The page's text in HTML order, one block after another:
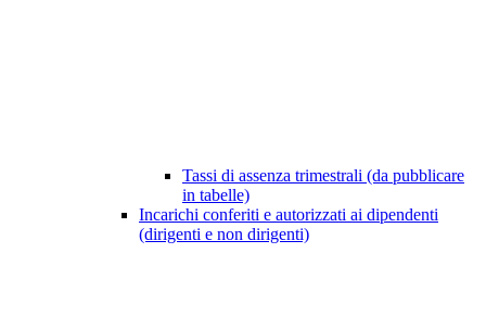
Tassi di assenza trimestrali (da pubblicare
in tabelle)
Incarichi conferiti e autorizzati ai dipendenti
(dirigenti e non dirigenti)